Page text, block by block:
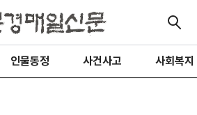
인물동정 사건사고 사회복지